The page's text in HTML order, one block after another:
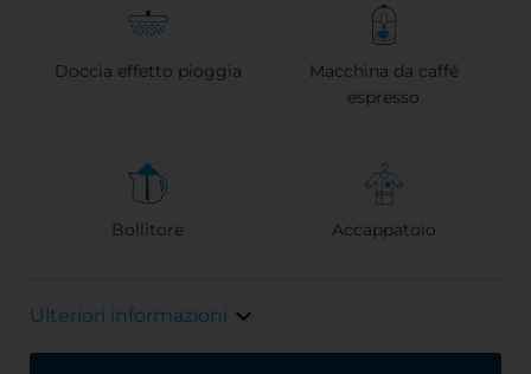
Doccia effetto pioggia
Macchina da caffé
espresso
Bollitore Accappatoio
Ulteriori informazioni